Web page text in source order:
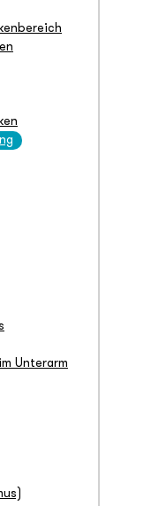
Unterarm